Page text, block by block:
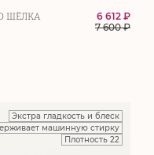
ШЁЛКА
6 612 ₽
7 600₽
Экстра гладкость и блеск
машинную стирку
Плотность 22